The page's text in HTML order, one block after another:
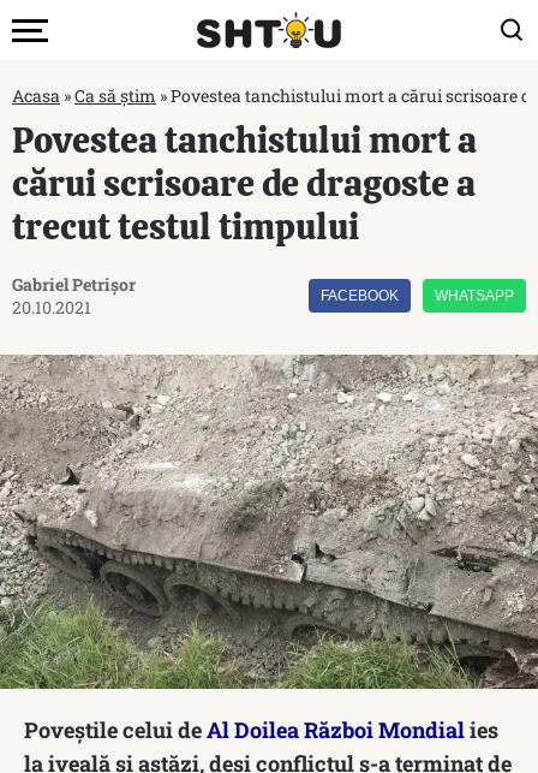
Acasa »Ca să știm »Povestea tanchistului mort a cărui scrisoare
Povestea tanchistului mort a
cărui scrisoare de dragoste a
trecut testul timpului
Gabriel Petrișor
20.10.2021
FACEBOOK WHATSAPP
Poveștile celui deAl Doilea Război Mondialies
la iveală și astăzi, deși conflictul s-a terminat de